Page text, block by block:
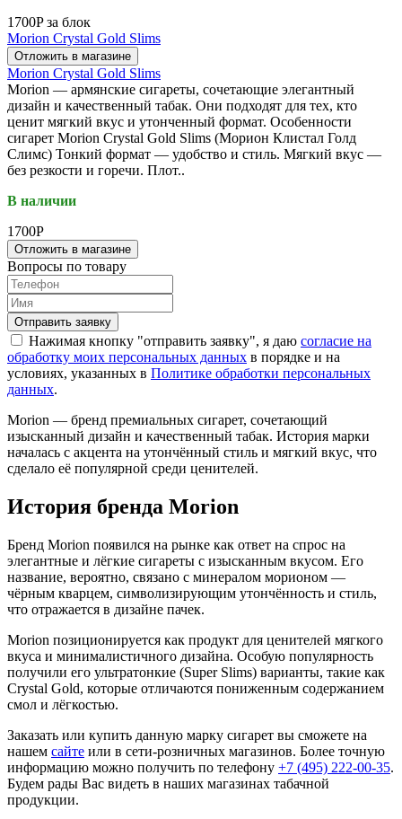
1700P за блок
Morion Crystal Gold Slims
Отложить в магазине
Morion Crystal Gold Slims
Morion — армянские сигареты, сочетающие элегантный
дизайн и качественный табак. Они подходят для тех, кто
ценит мягкий вкус и утонченный формат. Особенности
сигарет Morion Crystal Gold Slims (Морион Клистал Голд
Слимс) Тонкий формат — удобство и стиль. Мягкий вкус —
без резкости и горечи. Плот..
В наличии
1700P
Отложить в магазине
Вопросы по товару
Отправить заявку
Нажимая кнопку "отправить заявку", я даю согласие на
обработку моих персональных данных в порядке и на
условиях, указанных в Политике обработки персональных
данных.
Morion — бренд премиальных сигарет, сочетающий
изысканный дизайн и качественный табак. История марки
началась с акцента на утончённый стиль и мягкий вкус, что
сделало её популярной среди ценителей.
История бренда Morion
Бренд Morion появился на рынке как ответ на спрос на
элегантные и лёгкие сигареты с изысканным вкусом. Его
название, вероятно, связано с минералом морионом —
чёрным кварцем, символизирующим утончённость и стиль,
что отражается в дизайне пачек.
Morion позиционируется как продукт для ценителей мягкого
вкуса и минималистичного дизайна. Особую популярность
получили его ультратонкие (Super Slims) варианты, такие как
Crystal Gold, которые отличаются пониженным содержанием
смол и лёгкостью.
Заказать или купить данную марку сигарет вы сможете на
нашем сайте или в сети-розничных магазинов. Более точную
информацию можно получить по телефону +7 (495) 222-00-35.
Будем рады Вас видеть в наших магазинах табачной
продукции.